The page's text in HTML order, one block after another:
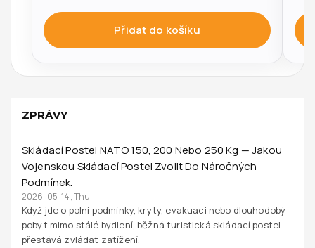
Přidat do košíku
ZPRÁVY
Skládací Postel NATO 150, 200 Nebo 250 Kg — Jakou
Vojenskou Skládací Postel Zvolit Do Náročných
Podmínek.
2026-05-14, Thu
Když jde o polní podmínky, kryty, evakuaci nebo dlouhodobý
pobyt mimo stálé bydlení, běžná turistická skládací postel
přestává zvládat zatížení.